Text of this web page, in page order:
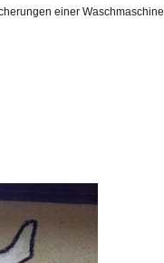
einer Waschmaschine